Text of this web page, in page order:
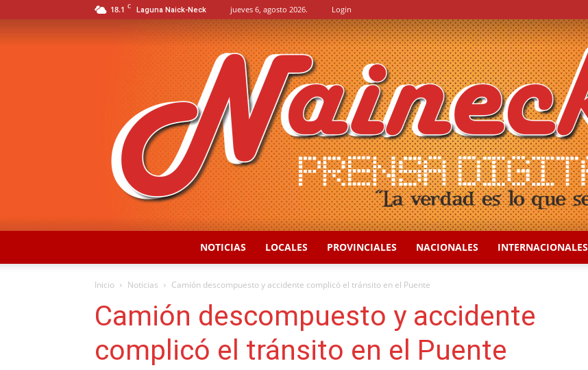
18.1 C Laguna Naick-Neck jueves 6, agosto 2026. Login
NAINECK
NOTICIAS LOCALES PROVINCIALES NACIONALES INTERNACIONALES
Inicio Noticias Camión descompuesto y accidente complicó el tránsito en el Puente
Camión descompuesto y accidente
complicó el tránsito en el Puente